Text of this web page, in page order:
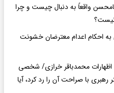
آقا‌محسن واقعاً به دنبال چیست و چرا
نیست؟
احکام اعدام معترضان خشونت
اظهارات محمدباقر خرازی/ شخصی
با صراحت آن را رد کرد، آیا